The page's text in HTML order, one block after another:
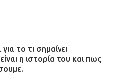
το τι σημαίνει
η ιστορία του και πως